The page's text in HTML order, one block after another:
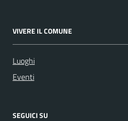
VIVERE IL COMUNE
Luoghi
Eventi
SEGUICI SU